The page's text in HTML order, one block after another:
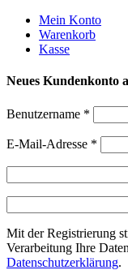
Weiter
zum
Inhalt
Mein Konto
Warenkorb
Kasse
Neues Kundenkonto
Benutzername *
E-Mail-Adresse *
Mit der Registrierung
Verarbeitung Ihre
Datenschutzerklärung.